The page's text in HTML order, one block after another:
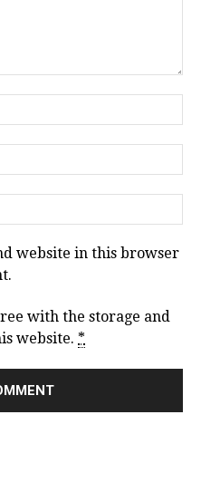
website in this browser
with the storage and
website. *